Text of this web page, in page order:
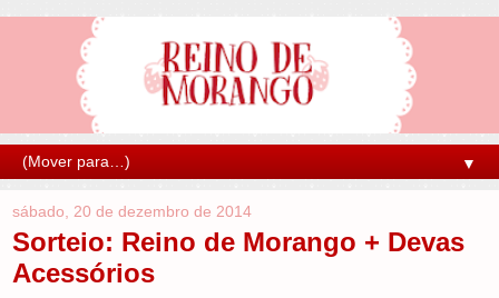
▼
sábado, 20 de dezembro de 2014
Sorteio: Reino de Morango + Devas
Acessórios